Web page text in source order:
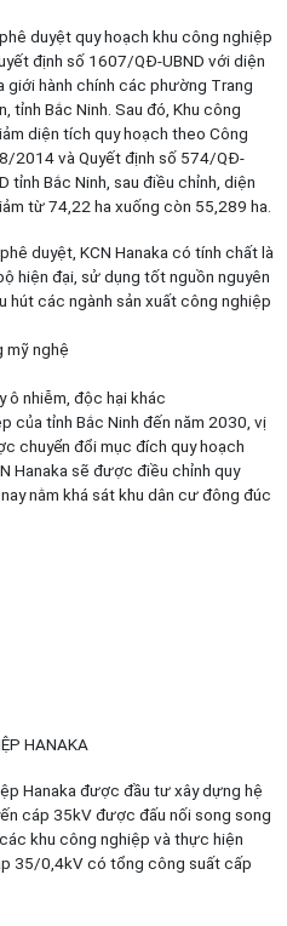
duyệt quy hoạch khu công nghiệp
định số 1607/QĐ-UBND với diện
hành chính các phường Trang
tỉnh Bắc Ninh. Sau đó, Khu công
diện tích quy hoạch theo Công
2014 và Quyết định số 574/QĐ-
tỉnh Bắc Ninh, sau điều chỉnh, diện
từ 74,22 ha xuống còn 55,289 ha.
duyệt, KCN Hanaka có tính chất là
hiện đại, sử dụng tốt nguồn nguyên
hút các ngành sản xuất công nghiệp
mỹ nghệ
ô nhiễm, độc hại khác
của tỉnh Bắc Ninh đến năm 2030, vị
chuyển đổi mục đích quy hoạch
Hanaka sẽ được điều chỉnh quy
nằm khá sát khu dân cư đông đúc
HANAKA
Hanaka được đầu tư xây dựng hệ
cáp 35kV được đấu nối song song
khu công nghiệp và thực hiện
35/0,4kV có tổng công suất cấp